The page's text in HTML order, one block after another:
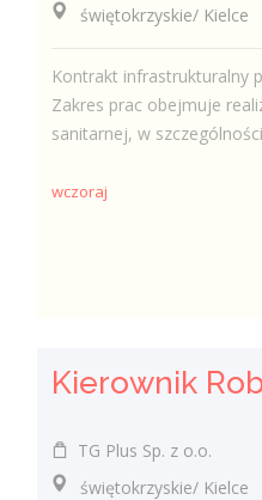
świętokrzyskie/ Kielce
Kontrakt infrastrukturalny
Zakres prac obejmuje
sanitarnej, w
wczoraj
TG Plus Sp. z o.o.
świętokrzyskie/ Kielce